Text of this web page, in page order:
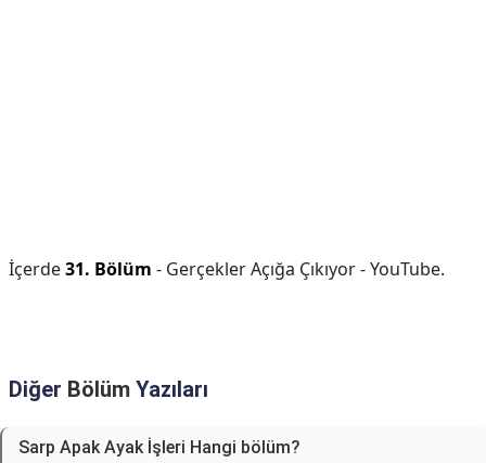
İçerde31. Bölüm - Gerçekler Açığa Çıkıyor - YouTube.
Diğer Bölüm Yazıları
Sarp Apak Ayak İşleri Hangi bölüm?